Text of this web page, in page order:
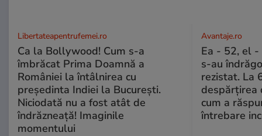
Libertateapentrufemei.ro
Ca la Bollywood! Cum s-a
îmbrăcat Prima Doamnă a
României la întâlnirea cu
președinta Indiei la București.
Niciodată nu a fost atât de
îndrăzneață! Imaginile
momentului
Avantaje.ro
Ea - 52, el -
s-au
rezistat. La
despărțirea
cum a
întrebare